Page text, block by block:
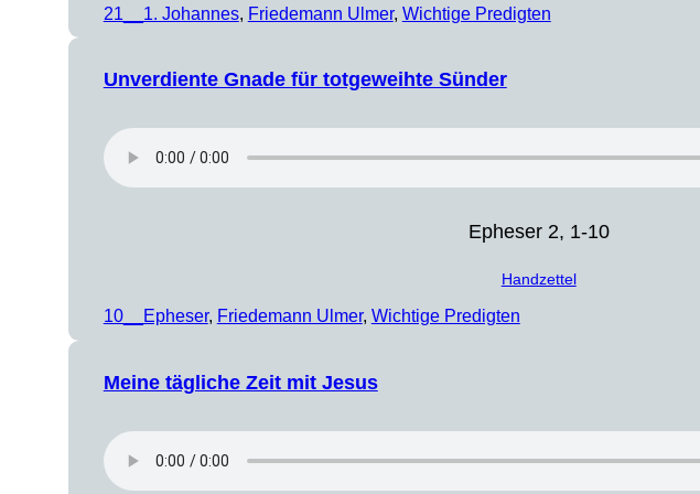
21__1. Johannes, Friedemann Ulmer, Wichtige Predigten
Unverdiente Gnade für totgeweihte Sünder
Epheser 2, 1-10
Handzettel
10__Epheser, Friedemann Ulmer, Wichtige Predigten
Meine tägliche Zeit mit Jesus